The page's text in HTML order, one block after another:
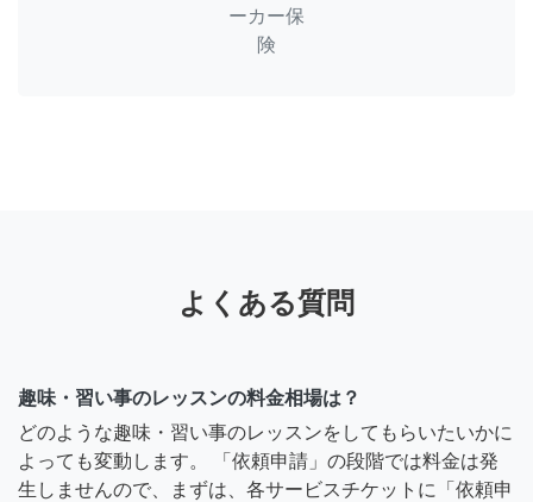
ーカー保
険
よくある質問
趣味・習い事のレッスンの料金相場は？
どのような趣味・習い事のレッスンをしてもらいたいかに
よっても変動します。 「依頼申請」の段階では料金は発
生しませんので、まずは、各サービスチケットに「依頼申